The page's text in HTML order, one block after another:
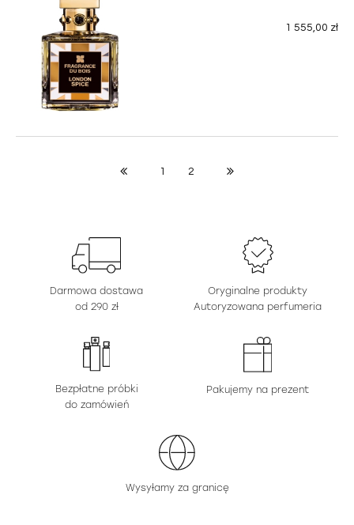
1 555,00 zł
1 2
Darmowa dostawa
od 290 zł
Oryginalne produkty
Autoryzowana perfumeria
Bezpłatne próbki
do zamówień
Pakujemy na prezent
Wysyłamy za granicę